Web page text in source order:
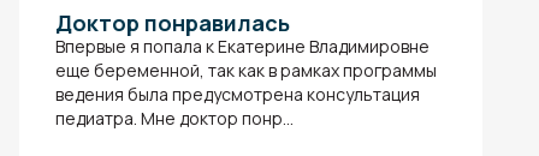
Доктор понравилась
Впервые я попала к Екатерине Владимировне
еще беременной, так как в рамках программы
ведения была предусмотрена консультация
педиатра. Мне доктор понр...